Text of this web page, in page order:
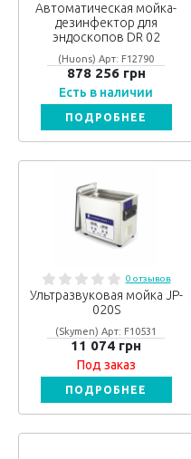
Автоматическая мойка-
дезинфектор для
эндоскопов DR 02
(Huons) Арт: F12790
878 256 грн
Есть в наличии
ПОДРОБНЕЕ
0 отзывов
Ультразвуковая мойка JP-
020S
(Skymen) Арт: F10531
11 074 грн
Под заказ
ПОДРОБНЕЕ